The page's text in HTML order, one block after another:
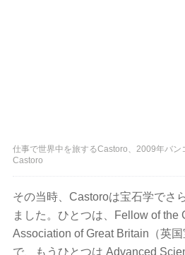
仕事で世界中を旅するCastoro、2009年バ
Castoro
その当時、Castoroは宝石学でさ
ました。ひとつは、Fellow of the
Association of Great Britain（英国
で、もうひとつは Advanced